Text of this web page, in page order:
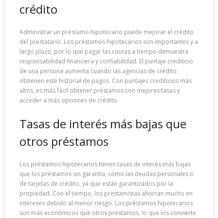
crédito
Administrar un préstamo hipotecario puede mejorar el crédito
del prestatario. Los préstamos hipotecarios son importantes y a
largo plazo, por lo que pagar las cuotas a tiempo demuestra
responsabilidad financiera y confiabilidad. El puntaje crediticio
de una persona aumenta cuando las agencias de crédito
obtienen este historial de pagos. Con puntajes crediticios más
altos, es más fácil obtener préstamos con mejores tasas y
acceder a más opciones de crédito.
Tasas de interés más bajas que
otros préstamos
Los préstamos hipotecarios tienen tasas de interés más bajas
que los préstamos sin garantía, como las deudas personales o
de tarjetas de crédito, ya que están garantizados por la
propiedad. Con el tiempo, los prestamistas ahorran mucho en
intereses debido al menor riesgo. Los préstamos hipotecarios
son más económicos que otros préstamos, lo que los convierte